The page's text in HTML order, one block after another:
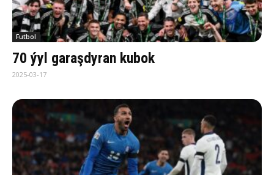
Futbol
70 ýyl garaşdyran kubok
2025-03-17